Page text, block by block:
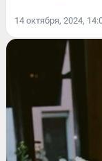
14 октября, 2024,